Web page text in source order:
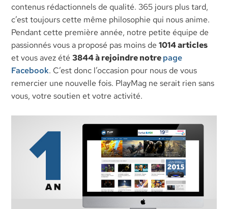
contenus rédactionnels de qualité. 365 jours plus tard,
c’est toujours cette même philosophie qui nous anime.
Pendant cette première année, notre petite équipe de
passionnés vous a proposé pas moins de1014 articles
et vous avez été3844 à rejoindre notrepage
Facebook. C’est donc l’occasion pour nous de vous
remercier une nouvelle fois. PlayMag ne serait rien sans
vous, votre soutien et votre activité.